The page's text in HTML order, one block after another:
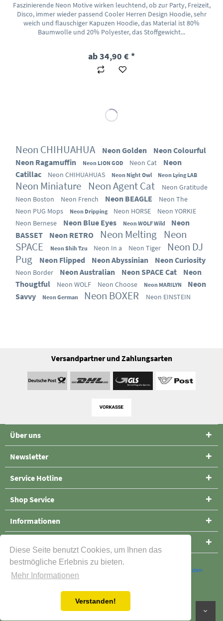
Diese Seite benutzt Cookies, um Ihnen das
bestmögliche Erlebnis zu bieten.
Mehr Informationen
Verstanden!
Faszinierende Neon Motive wirken leuchtend, ob zur Party, Freizeit,
Disco, immer wieder passend Cooler Herren Design Hoodie, sehr
weich und flauschiger Kapuzen Hoodie, das Material ist 80%
Baumwolle und 20% Polyester, das Stoffgewicht...
ab 34,90 € *
Neon CHIHUAHUA Neon Golden
Neon Colourful
Neon Ragamuffin
Neon LION GOD Neon Cat
Neon
Catillac
Neon CHIHUAHUAS Neon Night Owl Neon Lying LAB
Neon Miniature Neon Agent Cat
Neon Gratitude
Neon Boston
Neon French Neon BEAGLE
Neon The
Neon PUG Mops
Neon Dripping Neon HORSE
Neon YORKIE
Neon Bernese
Neon Blue Eyes Neon WOLF Wild
Neon
BASSET
Neon RETRO Neon Melting Neon
SPACE
Neon Shih Tzu Neon In a Neon Tiger
Neon DJ
Pug
Neon Flipped Neon Abyssinian Neon Curiosity
Neon Border Neon Australian Neon SPACE Cat
Neon
Thougtful
Neon WOLF Neon Choose Neon MARILYN
Neon
Savvy
Neon German Neon BOXER Neon EINSTEIN
Versandpartner und Zahlungsarten
Über uns
Newsletter
Service Hotline
Shop Service
Informationen
Versandkosten
Widerrufsrecht Datenschutz